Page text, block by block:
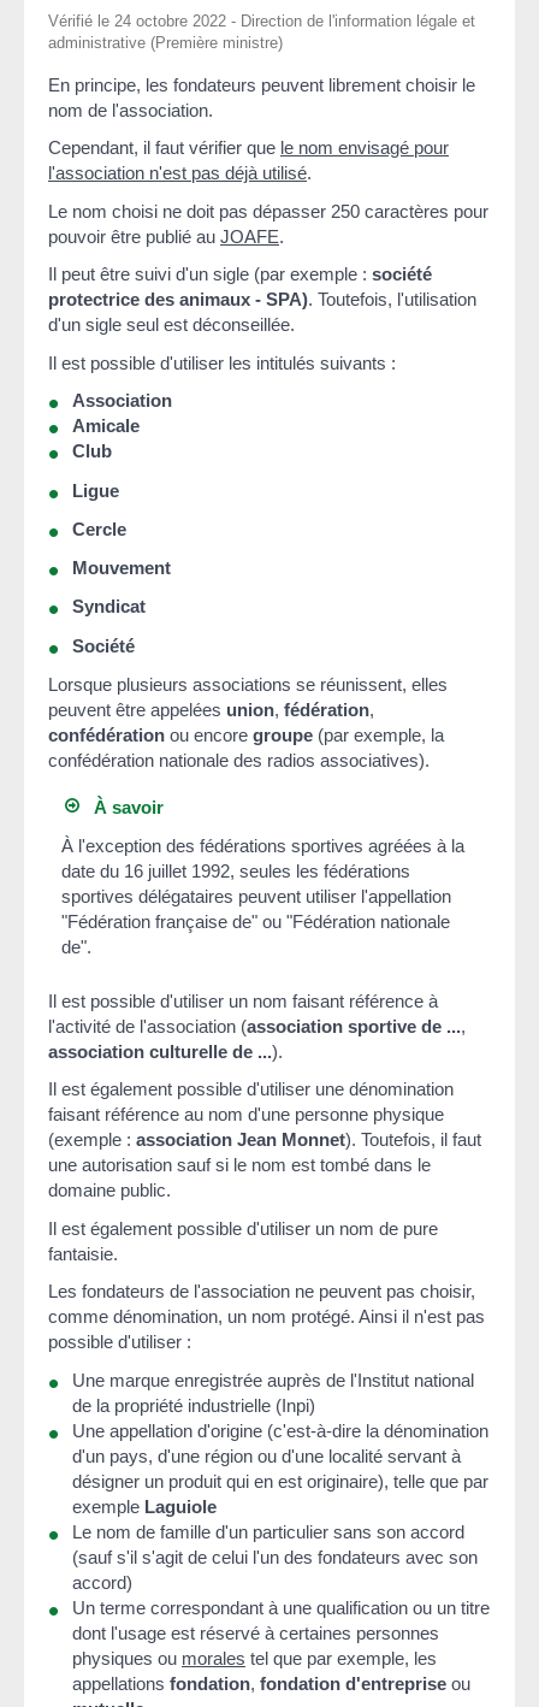
Vérifié le 24 octobre 2022 - Direction de l'information légale et
administrative (Première ministre)
En principe, les fondateurs peuvent librement choisir le
nom de l'association.
Cependant, il faut vérifier que le nom envisagé pour
l'association n'est pas déjà utilisé.
Le nom choisi ne doit pas dépasser 250 caractères pour
pouvoir être publié au JOAFE.
Il peut être suivi d'un sigle (par exemple : société
protectrice des animaux - SPA). Toutefois, l'utilisation
d'un sigle seul est déconseillée.
Il est possible d'utiliser les intitulés suivants :
Association
Amicale
Club
Ligue
Cercle
Mouvement
Syndicat
Société
Lorsque plusieurs associations se réunissent, elles
peuvent être appelées union, fédération,
confédération ou encore groupe (par exemple, la
confédération nationale des radios associatives).
À savoir
À l'exception des fédérations sportives agréées à la
date du 16 juillet 1992, seules les fédérations
sportives délégataires peuvent utiliser l'appellation
"Fédération française de" ou "Fédération nationale
de".
Il est possible d'utiliser un nom faisant référence à
l'activité de l'association (association sportive de ...,
association culturelle de ...).
Il est également possible d'utiliser une dénomination
faisant référence au nom d'une personne physique
(exemple : association Jean Monnet). Toutefois, il faut
une autorisation sauf si le nom est tombé dans le
domaine public.
Il est également possible d'utiliser un nom de pure
fantaisie.
Les fondateurs de l'association ne peuvent pas choisir,
comme dénomination, un nom protégé. Ainsi il n'est pas
possible d'utiliser :
Une marque enregistrée auprès de l'Institut national
de la propriété industrielle (Inpi)
Une appellation d'origine (c'est-à-dire la dénomination
d'un pays, d'une région ou d'une localité servant à
désigner un produit qui en est originaire), telle que par
exemple Laguiole
Le nom de famille d'un particulier sans son accord
(sauf s'il s'agit de celui l'un des fondateurs avec son
accord)
Un terme correspondant à une qualification ou un titre
dont l'usage est réservé à certaines personnes
physiques ou morales tel que par exemple, les
appellations fondation, fondation d'entreprise ou